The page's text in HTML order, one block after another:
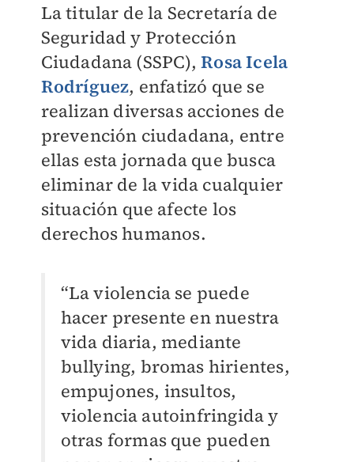
La titular de la Secretaría de
Seguridad y Protección
Ciudadana (SSPC),Rosa Icela
Rodríguez, enfatizó que se
realizan diversas acciones de
prevención ciudadana, entre
ellas esta jornada que busca
eliminar de la vida cualquier
situación que afecte los
derechos humanos.
“La violencia se puede
hacer presente en nuestra
vida diaria, mediante
bullying, bromas hirientes,
empujones, insultos,
violencia autoinfringida y
otras formas que pueden